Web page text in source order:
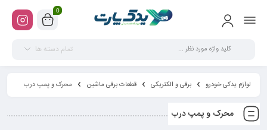
0
تمام دسته ها
لوازم یدکی خودرو برقی و الکتریکی قطعات برقی ماشین محرک و پمپ درب
محرک و پمپ درب